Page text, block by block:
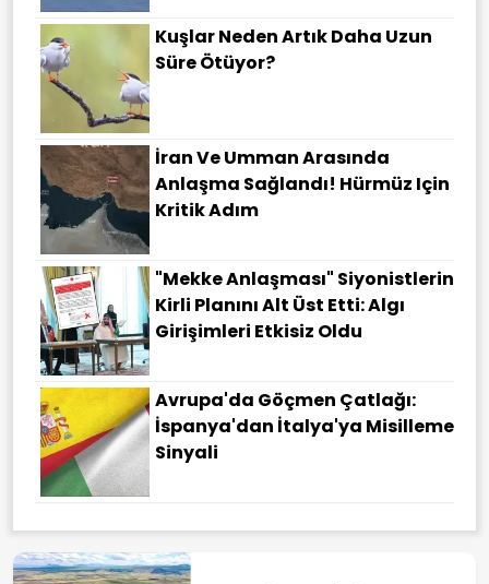
Kuşlar Neden Artık Daha Uzun
Süre Ötüyor?
İran Ve Umman Arasında
Anlaşma Sağlandı! Hürmüz Için
Kritik Adım
"Mekke Anlaşması" Siyonistlerin
Kirli Planını Alt Üst Etti: Algı
Girişimleri Etkisiz Oldu
Avrupa'da Göçmen Çatlağı:
İspanya'dan İtalya'ya Misilleme
Sinyali